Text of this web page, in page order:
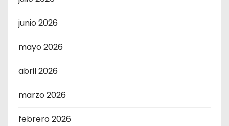
junio 2026
mayo 2026
abril 2026
marzo 2026
febrero 2026